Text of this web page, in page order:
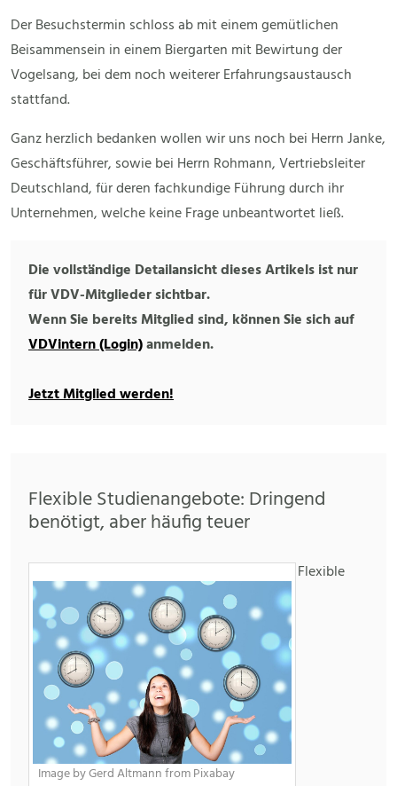
Der Besuchstermin schloss ab mit einem gemütlichen
Beisammensein in einem Biergarten mit Bewirtung der
Vogelsang, bei dem noch weiterer Erfahrungsaustausch
stattfand.
Ganz herzlich bedanken wollen wir uns noch bei Herrn Janke,
Geschäftsführer, sowie bei Herrn Rohmann, Vertriebsleiter
Deutschland, für deren fachkundige Führung durch ihr
Unternehmen, welche keine Frage unbeantwortet ließ.
Die vollständige Detailansicht dieses Artikels ist nur
für VDV-Mitglieder sichtbar.
Wenn Sie bereits Mitglied sind, können Sie sich auf
VDVintern (Login)anmelden.
Jetzt Mitglied werden!
Flexible Studienangebote: Dringend
benötigt, aber häufig teuer
Image by Gerd Altmann from Pixabay
Flexible